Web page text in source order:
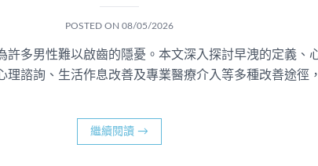
POSTED ON 08/05/2026
許多男性難以啟齒的隱憂。本文深入探討早洩的定義、
理諮詢、生活作息改善及專業醫療介入等多種改善途徑
繼續閱讀 →